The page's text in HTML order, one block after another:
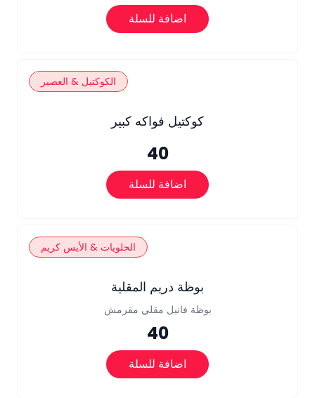
اضافة للسلة
الكوكتيل & العصير
كوكتيل فواكه كبير
40
اضافة للسلة
الحلويات & الأيس كريم
بوظة دريم المقلية
بوظة فانيل مقلي مقرمش
40
اضافة للسلة